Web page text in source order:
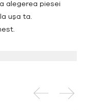
alegerea piesei
ușa ta.